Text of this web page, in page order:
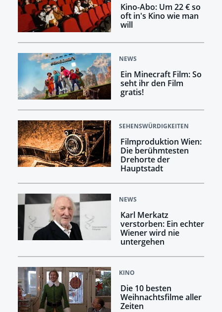
Kino-Abo: Um 22 € so
oft in's Kino wie man
will
NEWS
Ein Minecraft Film: So
seht ihr den Film
gratis!
SEHENSWÜRDIGKEITEN
Filmproduktion Wien:
Die berühmtesten
Drehorte der
Hauptstadt
NEWS
Karl Merkatz
verstorben: Ein echter
Wiener wird nie
untergehen
KINO
Die 10 besten
Weihnachtsfilme aller
Zeiten